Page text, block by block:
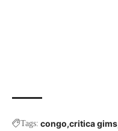
Tags: congo critica gims